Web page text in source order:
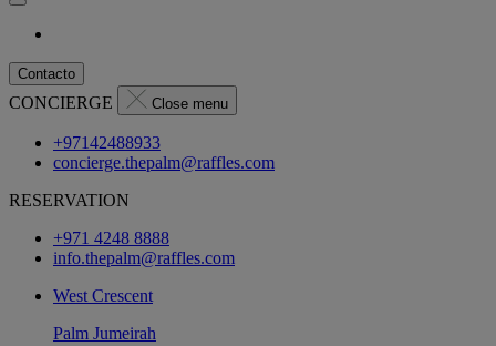
Contacto
CONCIERGE Close menu
+97142488933
concierge.thepalm@raffles.com
RESERVATION
+971 4248 8888
info.thepalm@raffles.com
West Crescent
Palm Jumeirah